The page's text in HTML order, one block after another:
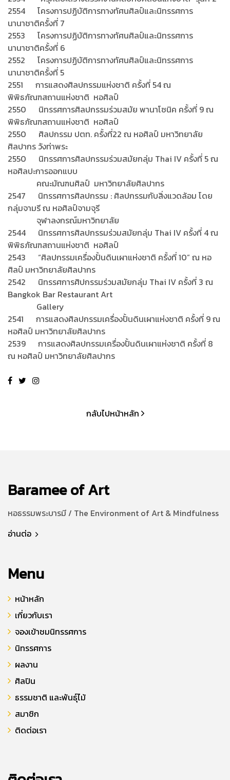
2554 โครงการปฏิบัติการทางทัศนศิลป์และนิทรรศการ
นานาชาติครั้งที่ 7
2553 โครงการปฏิบัติการทางทัศนศิลป์และนิทรรศการ
นานาชาติครั้งที่ 6
2552 โครงการปฏิบัติการทางทัศนศิลป์และนิทรรศการ
นานาชาติครั้งที่ 5
2551 การแสดงศิลปกรรมแห่งชาติ ครั้งที่ 54 ณ
พิพิธภัณฑสถานแห่งชาติ หอศิลป์
2550 นิทรรศการศิลปกรรมร่วมสมัย พานาโซนิค ครั้งที่ 9 ณ
พิพิธภัณฑสถานแห่งชาติ หอศิลป์
2550 ศิลปกรรม ปตท. ครั้งที่22 ณ หอศิลป์ มหาวิทยาลัย
ศิลปากร วังท่าพระ
2550 นิทรรศการศิลปกรรมร่วมสมัยกลุ่ม Thai IV ครั้งที่ 5 ณ
หอศิลปะการออกแบบ
คณะมัณฑนศิลป์ มหาวิทยาลัยศิลปากร
2547 นิทรรศการศิลปกรรม : ศิลปกรรมกับสิ่งแวดล้อม โดย
กลุ่มจามรี ณ หอศิลป์จามจุรี
จุฬาลงกรณ์มหาวิทยาลัย
2544 นิทรรศการศิลปกรรมร่วมสมัยกลุ่ม Thai IV ครั้งที่ 4 ณ
พิพิธภัณฑสถานแห่งชาติ หอศิลป์
2543 “ศิลปกรรมเครื่องปั้นดินเผาแห่งชาติ ครั้งที่ 10” ณ หอ
ศิลป์ มหาวิทยาลัยศิลปากร
2542 นิทรรศการศิปกรรมร่วมสมัยกลุ่ม Thai IV ครั้งที่ 3 ณ
Bangkok Bar Restaurant Art
Gallery
2541 การแสดงศิลปกรรมเครื่องปั้นดินเผาแห่งชาติ ครั้งที่ 9 ณ
หอศิลป์ มหาวิทยาลัยศิลปากร
2539 การแสดงศิลปกรรมเครื่องปั้นดินเผาแห่งชาติ ครั้งที่ 8
ณ หอศิลป์ มหาวิทยาลัยศิลปากร
กลับไปหน้าหลัก
Baramee of Art
หอธรรมพระบารมี / The Environment of Art & Mindfulness
อ่านต่อ
Menu
หน้าหลัก
เกี่ยวกับเรา
จองเข้าชมนิทรรศการ
นิทรรศการ
ผลงาน
ศิลปิน
ธรรมชาติ และพันธุ์ไม้
สมาชิก
ติดต่อเรา